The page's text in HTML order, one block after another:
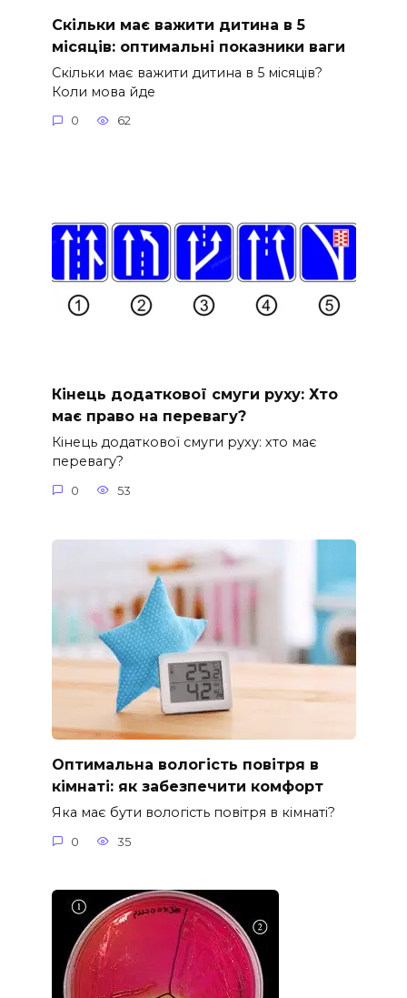
Скільки має важити дитина в 5
місяців: оптимальні показники ваги
Скільки має важити дитина в 5 місяців?
Коли мова йде
0 62
Кінець додаткової смуги руху: Хто
має право на перевагу?
Кінець додаткової смуги руху: хто має
перевагу?
0 53
Оптимальна вологість повітря в
кімнаті: як забезпечити комфорт
Яка має бути вологість повітря в кімнаті?
0 35